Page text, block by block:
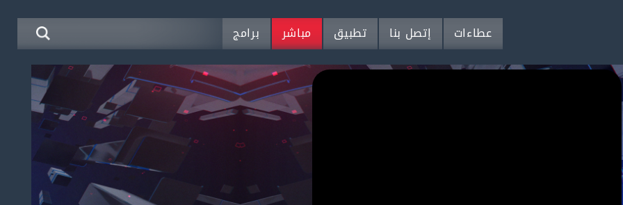
عطاءات إتصل بنا تطبيق مباشر برامج